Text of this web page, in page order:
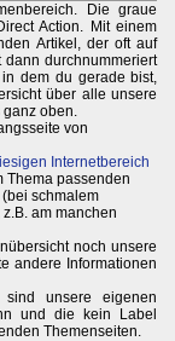
Die graue
Action. Mit einem
Artikel, der oft auf
durchnummeriert
dem du gerade bist,
über alle unsere
oben.
von
Internetbereich
Thema passenden
schmalem
am manchen
noch unsere
andere Informationen
unsere eigenen
und die kein Label
Themenseiten.